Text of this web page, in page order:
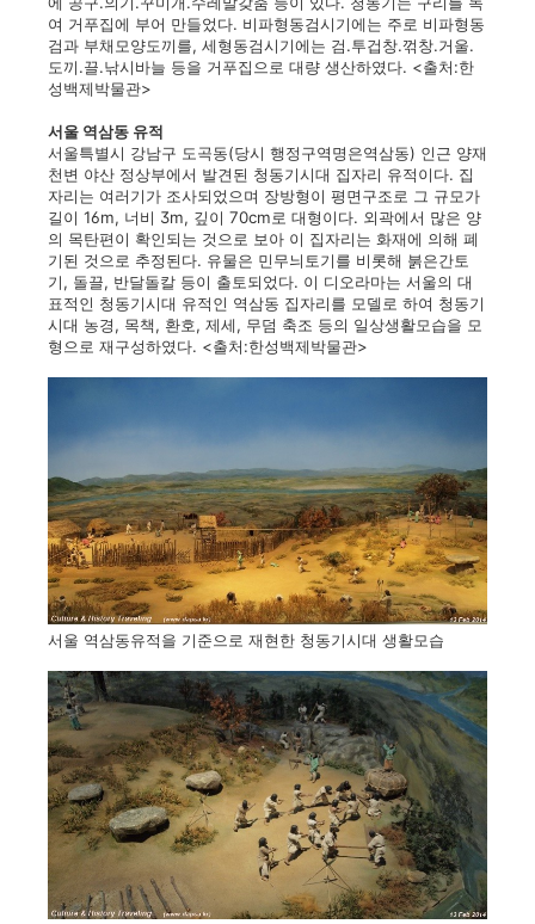
여 거푸집에 부어 만들었다. 비파형동검시기에는 주로 비파형동
검과 부채모양도끼를, 세형동검시기에는 검.투겁창.꺾창.거울.
도끼.끌.낚시바늘 등을 거푸집으로 대량 생산하였다. <출처:한
성백제박물관>
서울 역삼동 유적
서울특별시 강남구 도곡동(당시 행정구역명은역삼동) 인근 양재
천변 야산 정상부에서 발견된 청동기시대 집자리 유적이다. 집
자리는 여러기가 조사되었으며 장방형이 평면구조로 그 규모가
길이 16m, 너비 3m, 깊이 70cm로 대형이다. 외곽에서 많은 양
의 목탄편이 확인되는 것으로 보아 이 집자리는 화재에 의해 폐
기된 것으로 추정된다. 유물은 민무늬토기를 비롯해 붉은간토
기, 돌끌, 반달돌칼 등이 출토되었다. 이 디오라마는 서울의 대
표적인 청동기시대 유적인 역삼동 집자리를 모델로 하여 청동기
시대 농경, 목책, 환호, 제세, 무덤 축조 등의 일상생활모습을 모
형으로 재구성하였다. <출처:한성백제박물관>
서울 역삼동유적을 기준으로 재현한 청동기시대 생활모습